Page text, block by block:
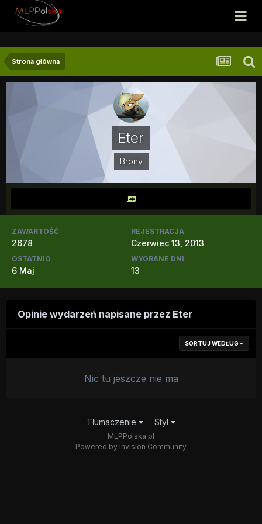
Strona główna
Eter
Brony
ZAWARTOŚĆ
2678
REJESTRACJA
Czerwiec 13, 2013
OSTATNIO
6 Maj
WYGRANE DNI
13
Opinie wydarzeń napisane przez Eter
SORTUJ WEDŁUG
Nic tu jeszcze nie ma
Tłumaczenie Styl
MLPPolska.pl
Powered by Invision Community